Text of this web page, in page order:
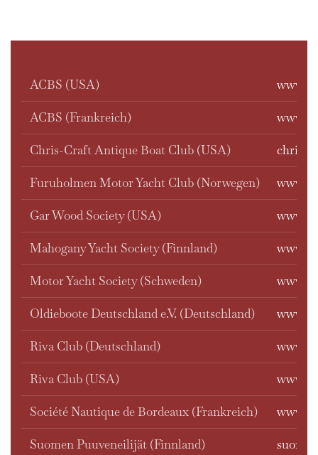
ACBS (USA)
ACBS (Frankreich)
Chris-Craft Antique Boat Club (USA) chris-
Furuholmen Motor Yacht Club (Norwegen)
Gar Wood Society (USA)
Mahogany Yacht Society (Finnland)
Motor Yacht Society (Schweden)
Oldieboote Deutschland e.V. (Deutschland)
Riva Club (Deutschland)
Riva Club (USA)
Société Nautique de Bordeaux (Frankreich)
Suomen Puuveneilijät (Finnland)